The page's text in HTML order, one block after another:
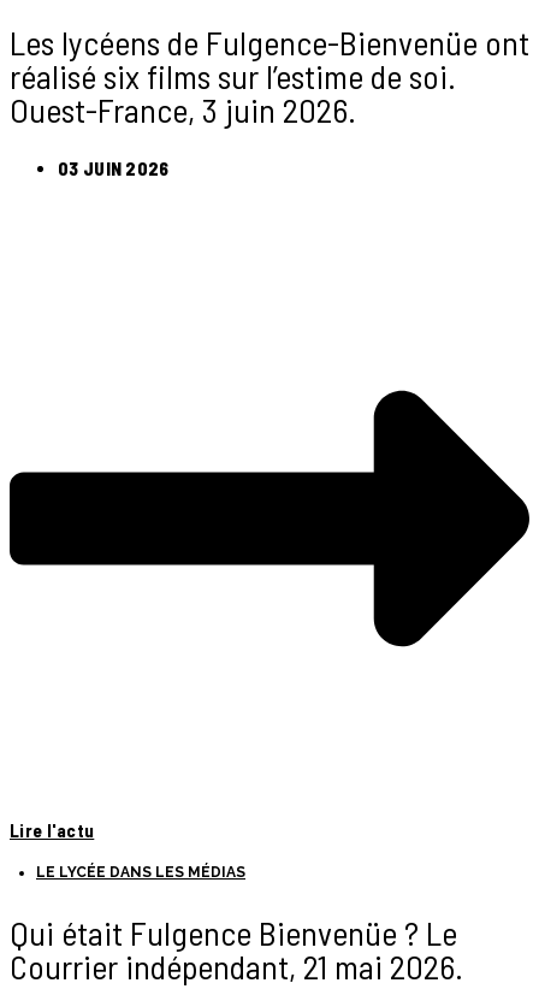
Les lycéens de Fulgence-Bienvenüe ont
réalisé six films sur l’estime de soi.
Ouest-France, 3 juin 2026.
03 JUIN 2026
Lire l'actu
LE LYCÉE DANS LES MÉDIAS
Qui était Fulgence Bienvenüe ? Le
Courrier indépendant, 21 mai 2026.